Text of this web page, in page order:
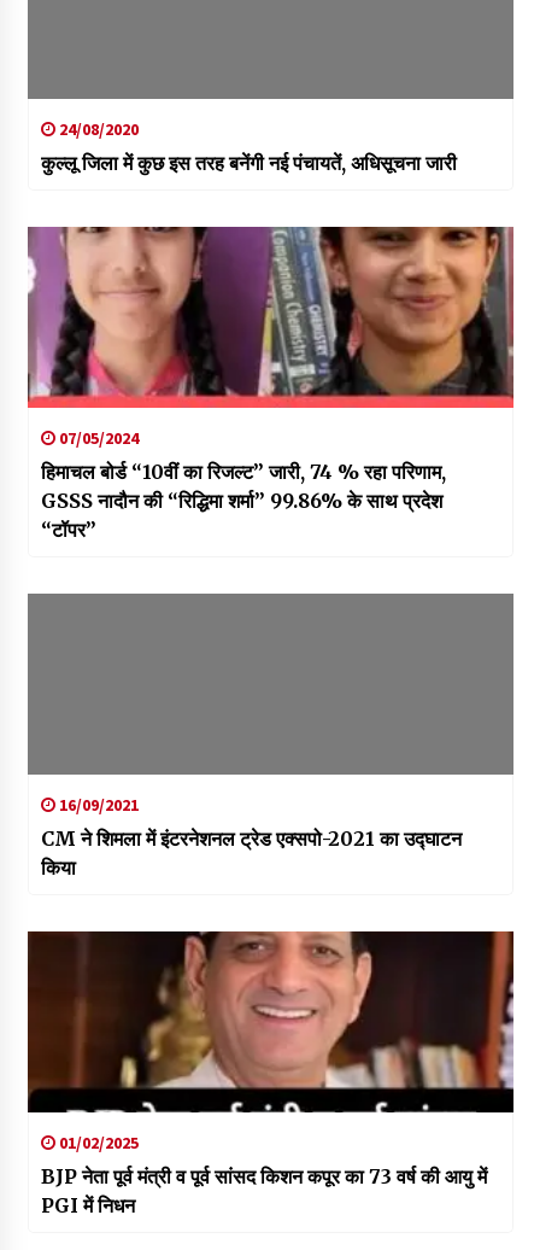
24/08/2020
कुल्लू जिला में कुछ इस तरह बनेंगी नई पंचायतें, अधिसूचना जारी
07/05/2024
हिमाचल बोर्ड “10वीं का रिजल्ट” जारी, 74 % रहा परिणाम,
GSSS नादौन की “रिद्धिमा शर्मा” 99.86% के साथ प्रदेश
“टॉपर”
16/09/2021
CM ने शिमला में इंटरनेशनल ट्रेड एक्सपो-2021 का उद्घाटन
किया
01/02/2025
BJP नेता पूर्व मंत्री व पूर्व सांसद किशन कपूर का 73 वर्ष की आयु में
PGI में निधन